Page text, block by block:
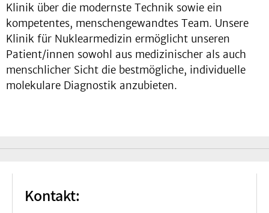
Klinik über die modernste Technik sowie ein
kompetentes, menschengewandtes Team. Unsere
Klinik für Nuklearmedizin ermöglicht unseren
Patient/innen sowohl aus medizinischer als auch
menschlicher Sicht die bestmögliche, individuelle
molekulare Diagnostik anzubieten.
Kontakt: